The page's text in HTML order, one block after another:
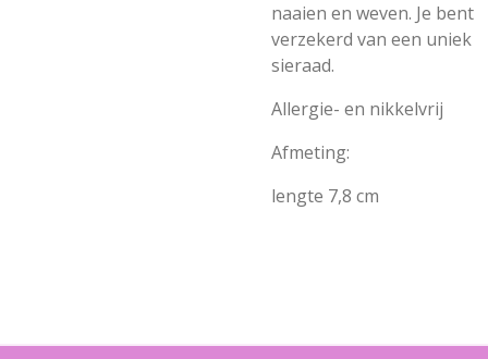
naaien en weven. Je bent
verzekerd van een uniek
sieraad.
Allergie- en nikkelvrij
Afmeting:
lengte 7,8 cm